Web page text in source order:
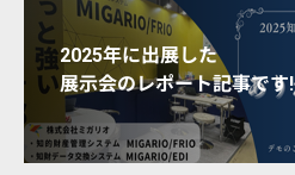
2025年に出展した
展示会のレポート記事です!